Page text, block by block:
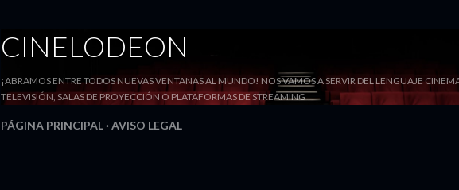
CINELODEON
¡ABRAMOS ENTRE TODOS NUEVAS VENTANAS AL MUNDO! NOS VAMOS A SERVIR DEL LENGUAJE
TELEVISIÓN, SALAS DE PROYECCIÓN O PLATAFORMAS DE STREAMING
PÁGINA PRINCIPAL AVISO LEGAL